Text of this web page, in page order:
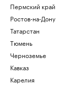
Пермский край
Ростов-на-Дону
Татарстан
Тюмень
Черноземье
Кавказ
Карелия